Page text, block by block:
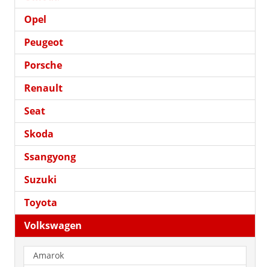
Opel
Peugeot
Porsche
Renault
Seat
Skoda
Ssangyong
Suzuki
Toyota
Volkswagen
Amarok